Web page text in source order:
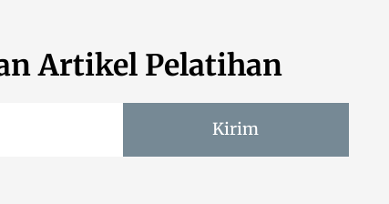
Artikel Pelatihan
Kirim